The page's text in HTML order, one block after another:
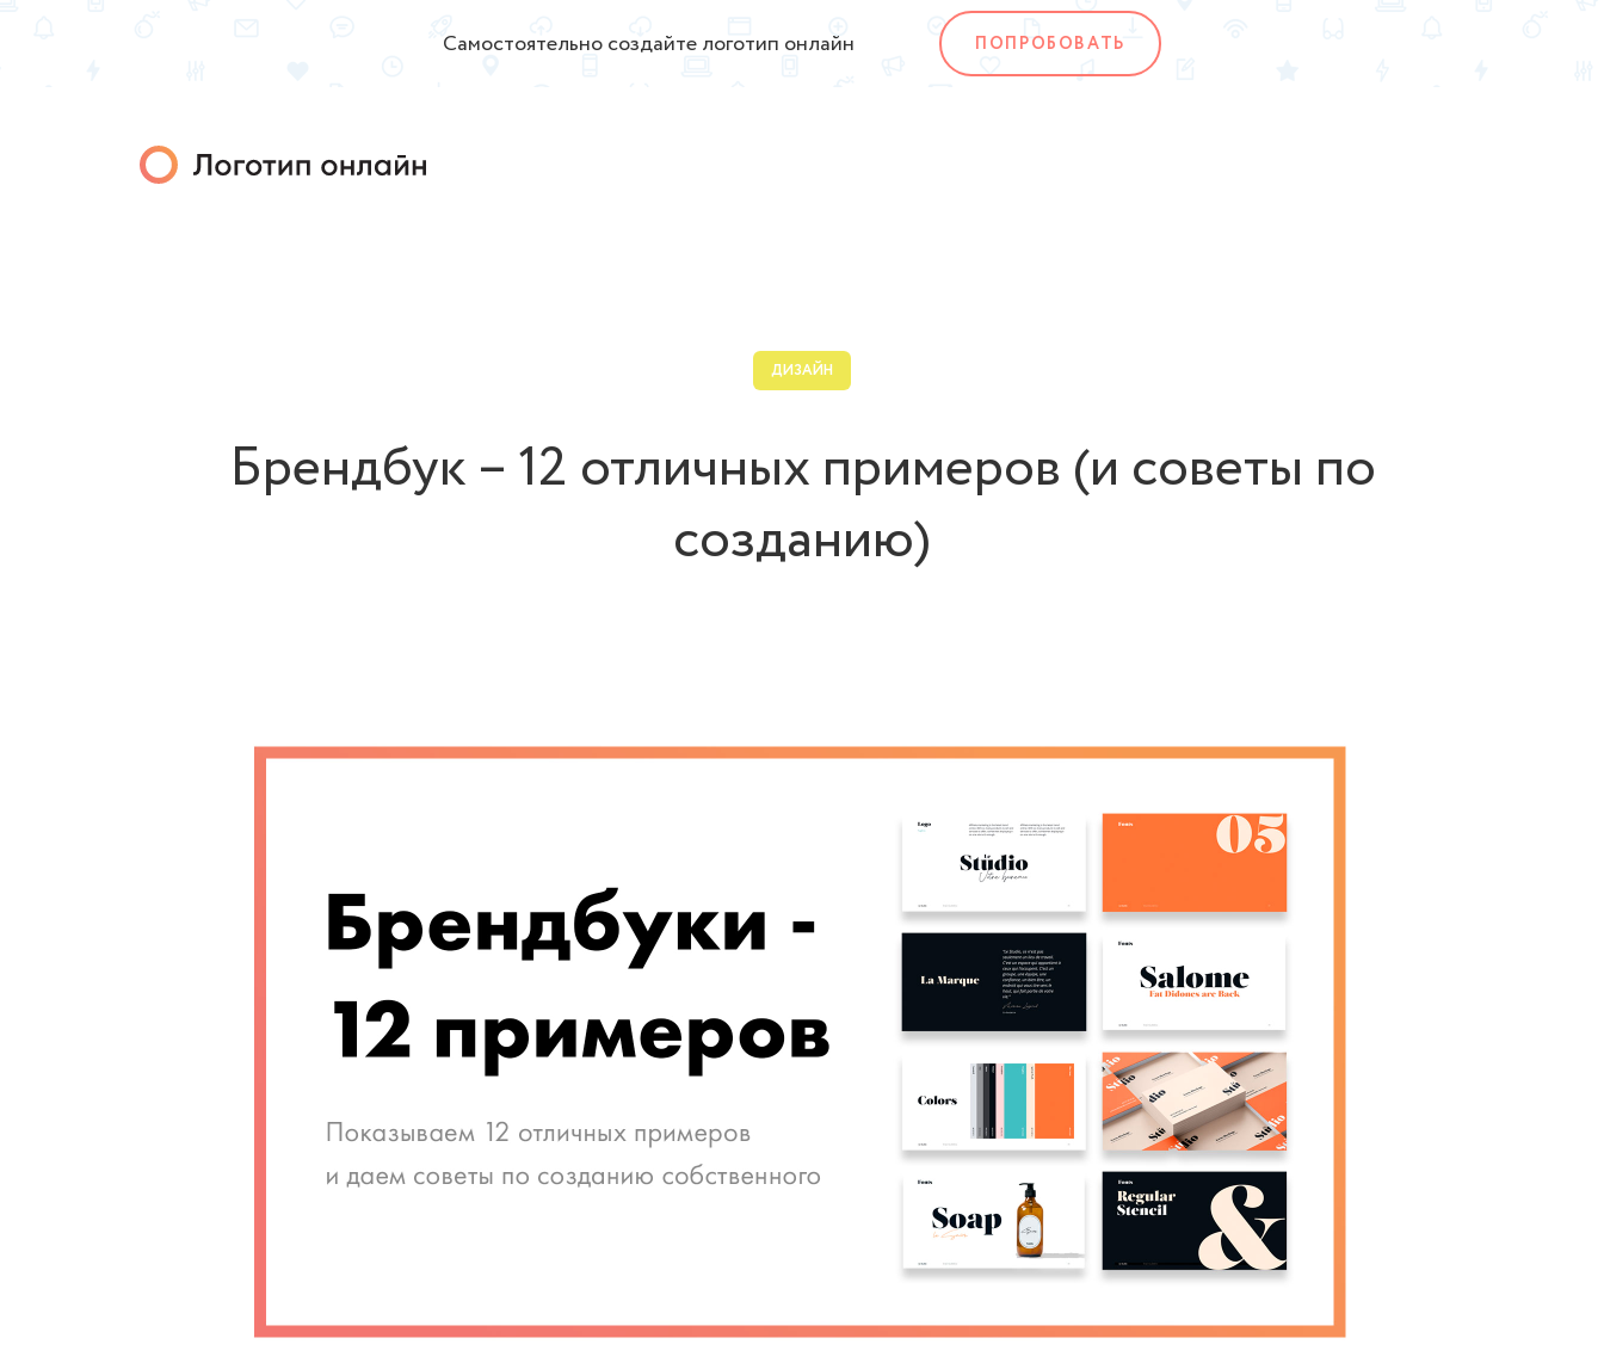
Самостоятельно создайте логотип онлайн ПОПРОБОВАТЬ
ДИЗАЙН
Брендбук – 12 отличных примеров (и советы по
созданию)